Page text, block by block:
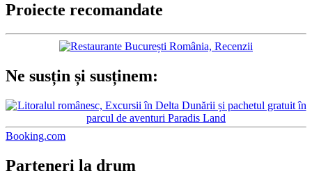
Proiecte recomandate
Ne susțin și susținem:
Booking.com
Parteneri la drum